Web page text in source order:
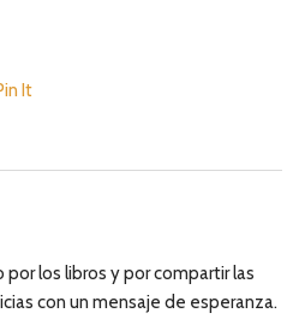
It
por los libros y por compartir las
con un mensaje de esperanza.